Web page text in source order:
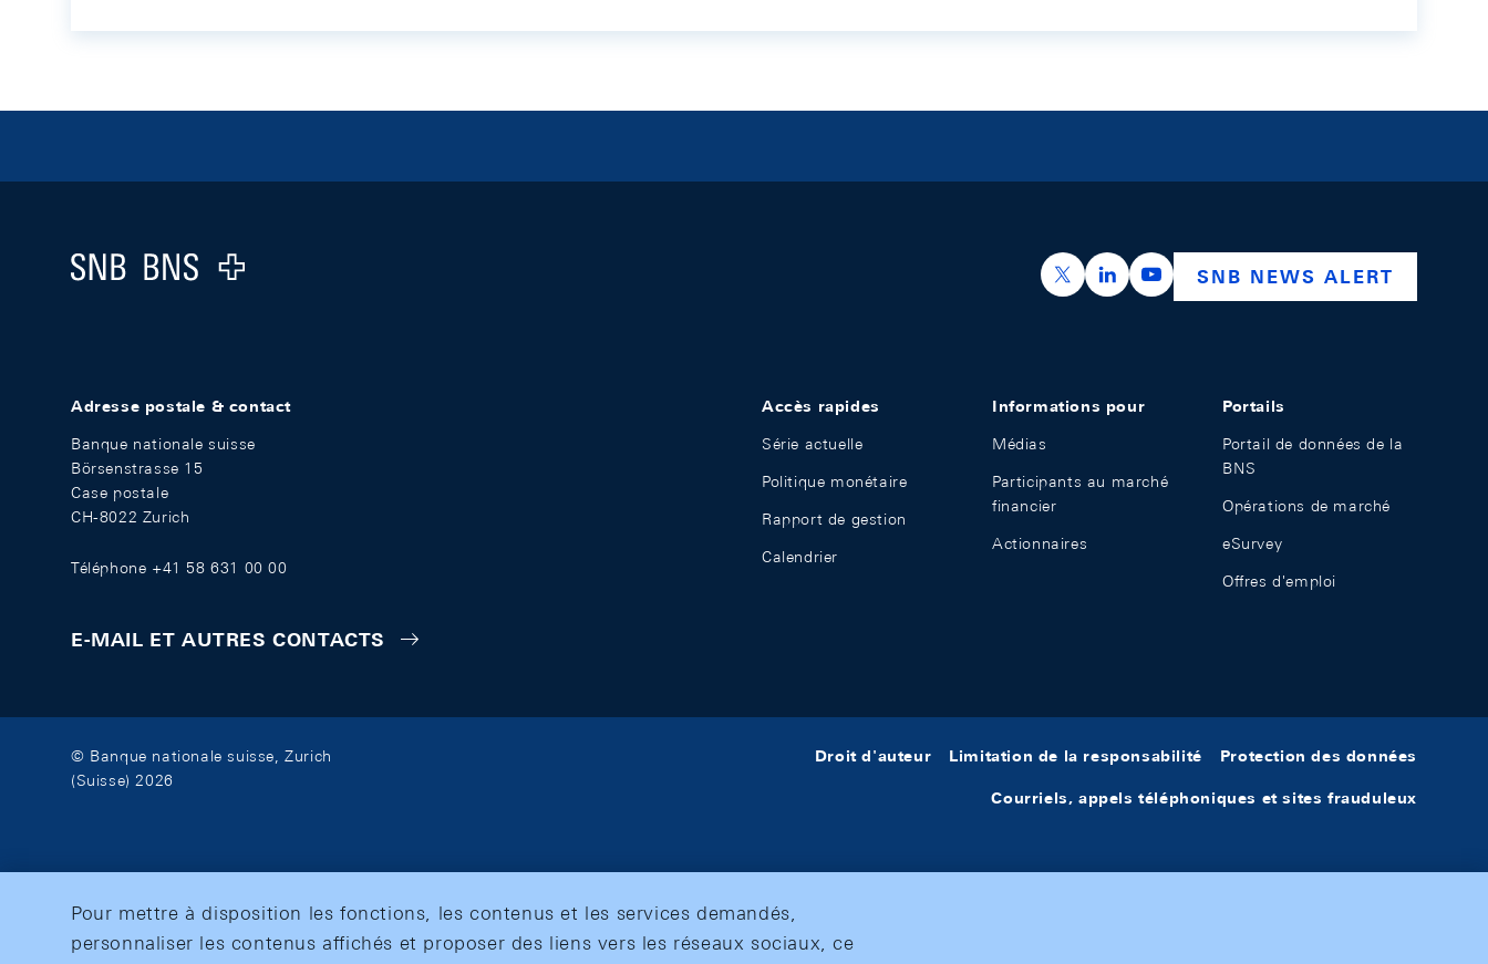
Logo
https://x.com/snb_bns
https://ch.linkedin.com/company/swiss-
https://www.youtube.com/
SNB NEWS ALERT
Adresse postale & contact
Banque nationale suisse
Börsenstrasse 15
Case postale
CH-8022 Zurich
Téléphone +41 58 631 00 00
E-MAIL ET AUTRES CONTACTS
Accès rapides
Série actuelle
Politique monétaire
Rapport de gestion
Calendrier
Informations pour
Médias
Participants au marché
financier
Actionnaires
Portails
Portail de données de la
BNS
Opérations de marché
eSurvey
Offres d'emploi
© Banque nationale suisse, Zurich
(Suisse) 2026
Droit d'auteur Limitation de la responsabilité Protection des données
Courriels, appels téléphoniques et sites frauduleux
Pour mettre à disposition les fonctions, les contenus et les services demandés,
personnaliser les contenus affichés et proposer des liens vers les réseaux sociaux, ce